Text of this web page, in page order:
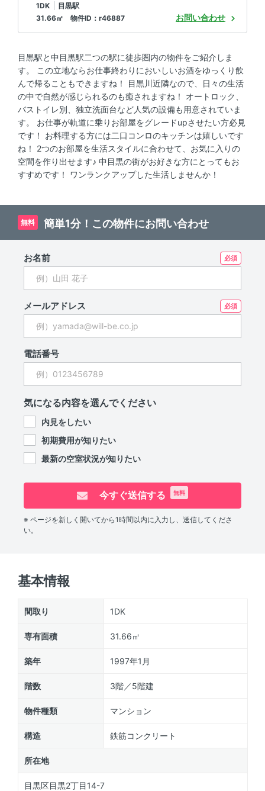
1DK
目黒駅
31.66㎡ 物件ID：r46887
お問い合わせ
目黒駅と中目黒駅二つの駅に徒歩圏内の物件をご紹介しま
す。 この立地ならお仕事終わりにおいしいお酒をゆっくり飲
んで帰ることもできますね！ 目黒川近隣なので、日々の生活
の中で自然が感じられるのも癒されますね！ オートロック、
バストイレ別、独立洗面台など人気の設備も用意されていま
す。 お仕事が軌道に乗りお部屋をグレードupさせたい方必見
です！ お料理する方には二口コンロのキッチンは嬉しいです
ね！ 2つのお部屋を生活スタイルに合わせて、お気に入りの
空間を作り出せます♪ 中目黒の街がお好きな方にとってもお
すすめです！ ワンランクアップした生活しませんか！
無料 簡単1分！この物件にお問い合わせ
お名前
メールアドレス
電話番号
気になる内容を選んでください
内見をしたい
初期費用が知りたい
最新の空室状況が知りたい
今すぐ送信する 無料
※ ページを新しく開いてから1時間以内に入力し、送信してくださ
い。
基本情報
間取り 1DK
専有面積 31.66㎡
築年 1997年1月
階数 3階／5階建
物件種類 マンション
構造 鉄筋コンクリート
所在地
目黒区目黒2丁目14-7